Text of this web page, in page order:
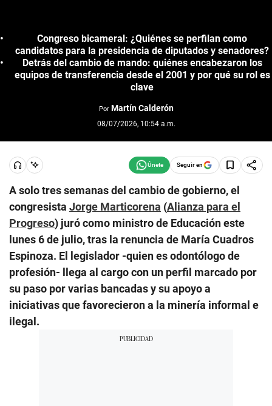
Congreso bicameral: ¿Quiénes se perfilan como
candidatos para la presidencia de diputados y senadores?
Detrás del cambio de mando: quiénes encabezaron los
equipos de transferencia desde el 2001 y por qué su rol es
clave
Por Martín Calderón
08/07/2026, 10:54 a.m.
Seguir en
A solo tres semanas del cambio de gobierno, el
congresista Jorge Marticorena (Alianza para el
Progreso) juró como ministro de Educación este
lunes 6 de julio, tras la renuncia de María Cuadros
Espinoza. El legislador -quien es odontólogo de
profesión- llega al cargo con un perfil marcado por
su paso por varias bancadas y su apoyo a
iniciativas que favorecieron a la minería informal e
ilegal.